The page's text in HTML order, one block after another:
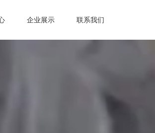
企业展示 联系我们